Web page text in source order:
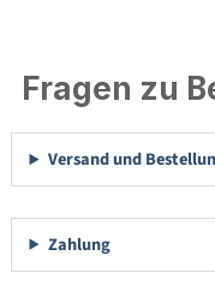
Fragen zu
Versand und
Zahlung